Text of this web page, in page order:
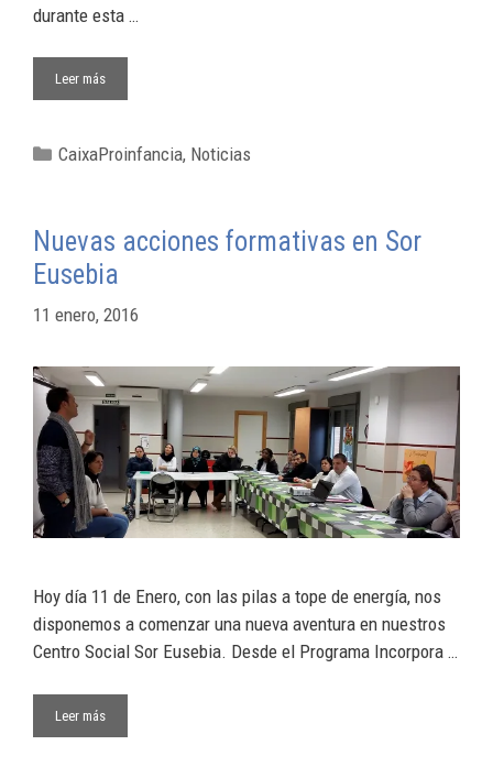
durante esta …
Leer más
CaixaProinfancia, Noticias
Nuevas acciones formativas en Sor
Eusebia
11 enero, 2016
Hoy día 11 de Enero, con las pilas a tope de energía, nos
disponemos a comenzar una nueva aventura en nuestros
Centro Social Sor Eusebia. Desde el Programa Incorpora …
Leer más